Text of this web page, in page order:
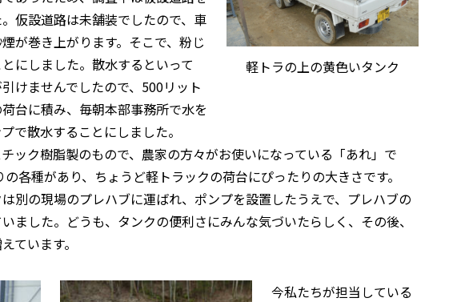
軽トラの上の黄色いタンク
仮設道路は未舗装でしたので、車
が巻き上がります。そこで、粉じ
にしました。散水するといって
けませんでしたので、500リット
台に積み、毎朝本部事務所で水を
で散水することにしました。
ック樹脂製のもので、農家の方々がお使いになっている「あれ」で
各種があり、ちょうど軽トラックの荷台にぴったりの大きさです。
別の現場のプレハブに運ばれ、ポンプを設置したうえで、プレハブの
ました。どうも、タンクの便利さにみんな気づいたらしく、その後、
ています。
今私たちが担当している